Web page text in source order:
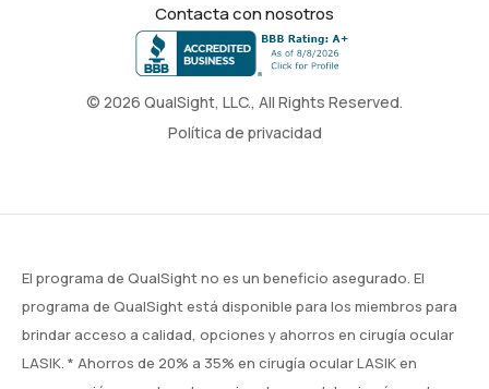
© 2026 QualSight, LLC., All Rights Reserved.
Política de privacidad
Contacta con nosotros
El programa de QualSight no es un beneficio asegurado. El
programa de QualSight está disponible para los miembros para
brindar acceso a calidad, opciones y ahorros en cirugía ocular
LASIK. * Ahorros de 20% a 35% en cirugía ocular LASIK en